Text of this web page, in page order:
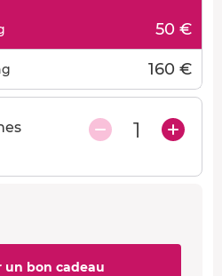
50 €
160 €
1
un bon cadeau